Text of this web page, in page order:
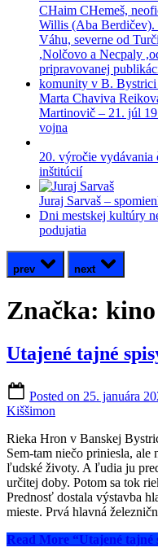
Marta Chaviva
Martinovič – 21. júl
vojna
20. výročie vydávania
inštitúcií
Juraj Sarvaš –
Dni mestskej kultúry
podujatia
prev next
Značka:
Utajené tajné
Posted on 25. januára
Kiššimon
Rieka Hron v Banskej
Sem-tam niečo priniesla, ale
ľudské životy. A ľudia ju
určitej doby. Potom sa tok
Prednosť dostala výstavba
mieste. Prvá hlavná
Read More “Utajené tajné